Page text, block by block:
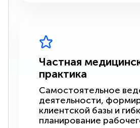
Частная
практика
Самостоятельное
деятельности,
клиентской базы и
планирование